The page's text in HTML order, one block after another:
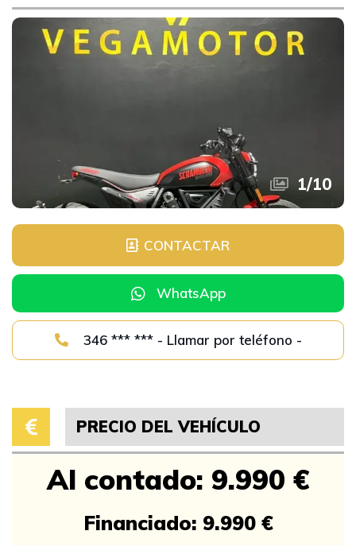
1/10
CONTACTAR
WhatsApp
346 *** *** - Llamar por teléfono -
PRECIO DEL VEHÍCULO
Al contado: 9.990 €
Financiado: 9.990 €